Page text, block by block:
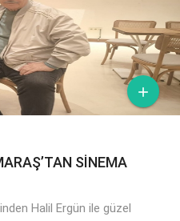

SİNEMA
Halil Ergün ile güzel